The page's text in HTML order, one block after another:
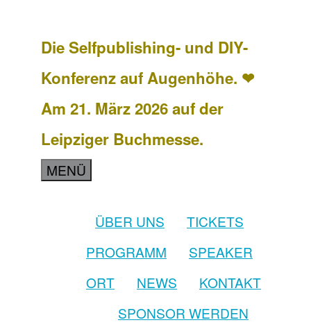
Die Selfpublishing- und DIY-
Konferenz auf Augenhöhe. ❤
Am 21. März 2026 auf der
Leipziger Buchmesse.
MENÜ
ÜBER UNS
TICKETS
PROGRAMM
SPEAKER
ORT
NEWS
KONTAKT
SPONSOR WERDEN